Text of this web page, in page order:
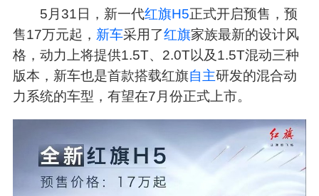
5月31日，新一代红旗H5正式开启预售，预
售17万元起， 新车采用了红旗家族最新的设计风
格，动力上将提供1.5T、2.0T以及1.5T混动三种
版本，新车也是首款搭载红旗自主研发的混合动
力系统的车型，有望在7月份正式上市。